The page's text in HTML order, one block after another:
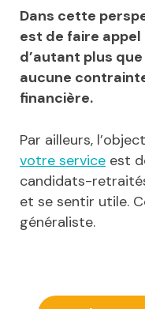
Dans cette
est de faire
d’autant plus
aucune
financière.
Par ailleurs,
votre service est
candidats-
et se sentir utile.
généraliste.